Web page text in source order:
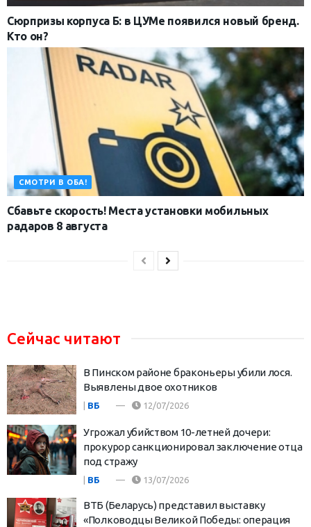
Сюрпризы корпуса Б: в ЦУМе появился новый бренд.
Кто он?
СМОТРИ В ОБА!
Сбавьте скорость! Места установки мобильных
радаров 8 августа
Сейчас читают
В Пинском районе браконьеры убили лося.
Выявлены двое охотников
| ВБ 12/07/2026
Угрожал убийством 10-летней дочери:
прокурор санкционировал заключение отца
под стражу
ВБ 13/07/2026
ВТБ (Беларусь) представил выставку
«Полководцы Великой Победы: операция